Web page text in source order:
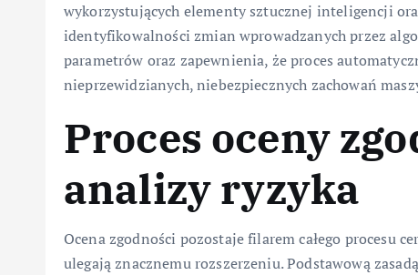
wykorzystujących elementy sztucznej inteligencji
identyfikowalności zmian wprowadzanych przez
parametrów oraz zapewnienia, że proces
nieprzewidzianych, niebezpiecznych zachowań
Proces oceny
analizy ryzyka
Ocena zgodności pozostaje filarem całego procesu
ulegają znacznemu rozszerzeniu. Podstawową